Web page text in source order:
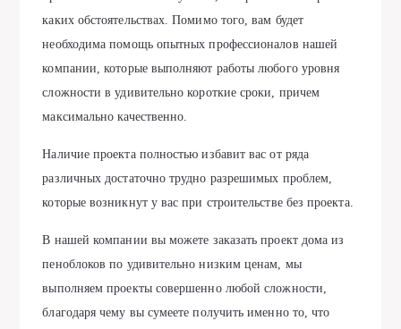
каких обстоятельствах. Помимо того, вам будет
необходима помощь опытных профессионалов нашей
компании, которые выполняют работы любого уровня
сложности в удивительно короткие сроки, причем
максимально качественно.
Наличие проекта полностью избавит вас от ряда
различных достаточно трудно разрешимых проблем,
которые возникнут у вас при строительстве без проекта.
В нашей компании вы можете заказать проект дома из
пеноблоков по удивительно низким ценам, мы
выполняем проекты совершенно любой сложности,
благодаря чему вы сумеете получить именно то, что